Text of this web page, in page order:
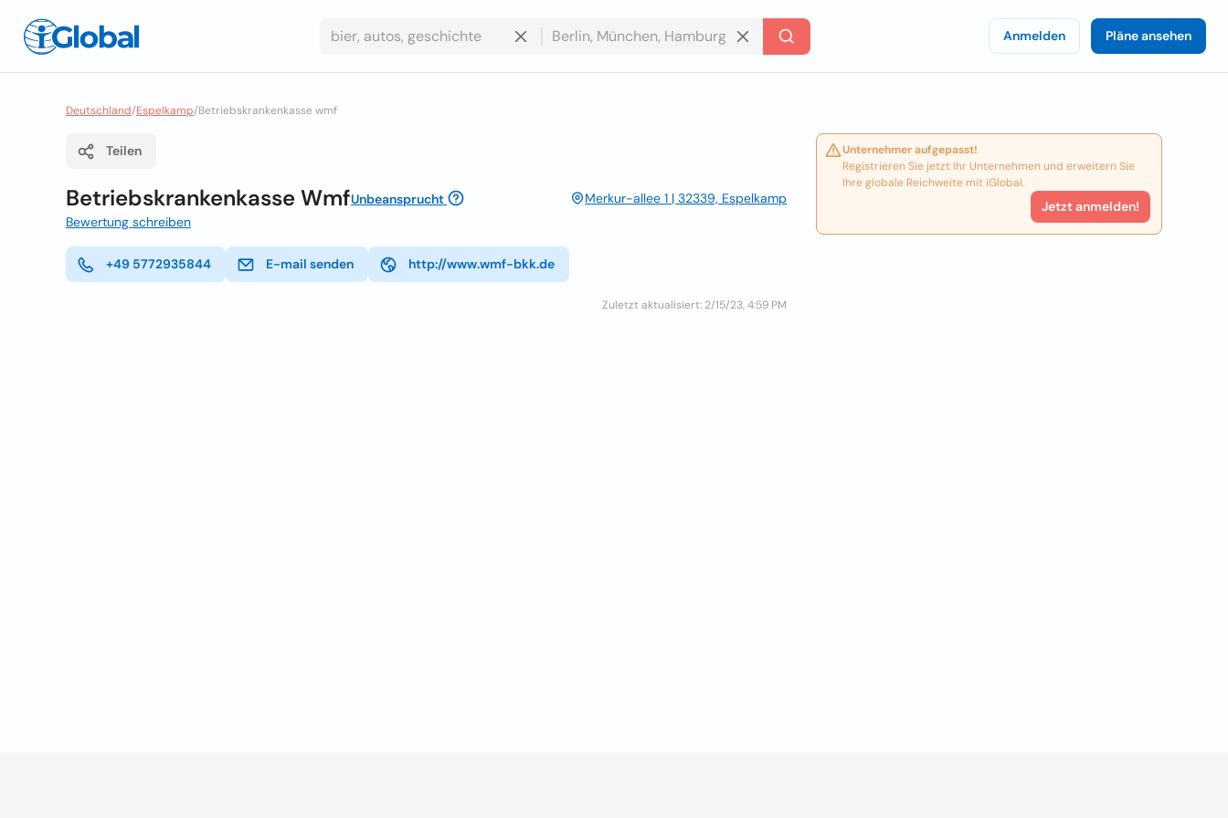
Anmelden Pläne ansehen
Deutschland/Espelkamp/Betriebskrankenkasse wmf
Teilen
Betriebskrankenkasse WmfUnbeansprucht
Merkur-allee 1 | 32339, Espelkamp
Bewertung schreiben
+49 5772935844 E-mail senden http://www.wmf-bkk.de
Zuletzt aktualisiert: 2/15/23, 4:59 PM
Unternehmer aufgepasst!
Registrieren Sie jetzt Ihr Unternehmen und erweitern Sie
Ihre globale Reichweite mit iGlobal.
Jetzt anmelden!